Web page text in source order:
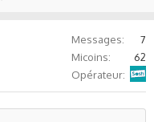
Messages
7
Micoins
62
Opérateur